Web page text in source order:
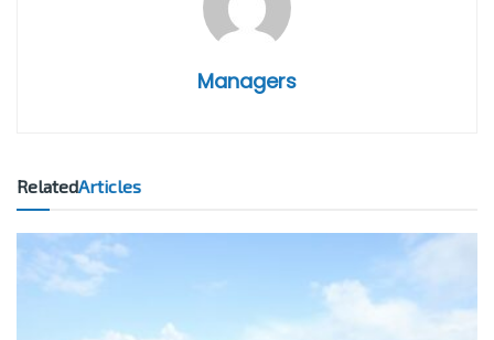
Managers
RelatedArticles